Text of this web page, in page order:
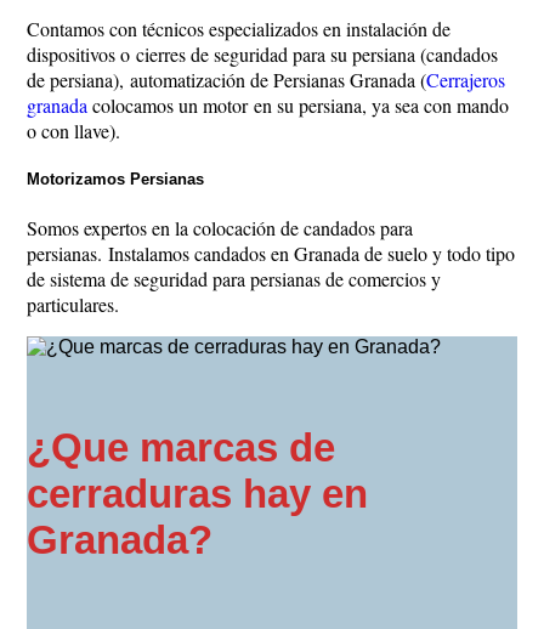
Contamos con técnicos especializados en instalación de
dispositivos o cierres de seguridad para su persiana (candados
de persiana), automatización de Persianas Granada (Cerrajeros
granada colocamos un motor en su persiana, ya sea con mando
o con llave).
Motorizamos Persianas
Somos expertos en la colocación de candados para
persianas. Instalamos candados en Granada de suelo y todo tipo
de sistema de seguridad para persianas de comercios y
particulares.
¿Que marcas de
cerraduras hay en
Granada?